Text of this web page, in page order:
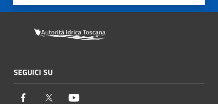
SEGUICI SU
Facebook Twitter